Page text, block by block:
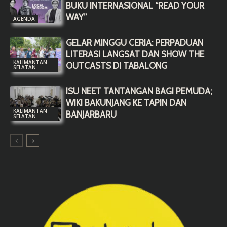
AGENDA
BUKU INTERNASIONAL “READ YOUR
WAY”
KALIMANTAN
SELATAN
GELAR MINGGU CERIA: PERPADUAN
LITERASI LANGSAT DAN SHOW THE
OUTCASTS DI TABALONG
KALIMANTAN
SELATAN
ISU NEET TANTANGAN BAGI PEMUDA;
WIKI BAKUNJANG KE TAPIN DAN
BANJARBARU